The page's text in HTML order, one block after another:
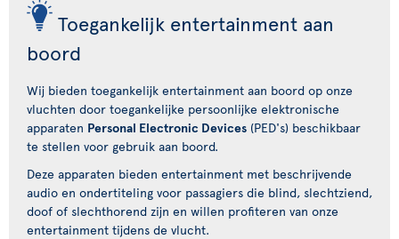
Toegankelijk entertainment aan
boord
Wij bieden toegankelijk entertainment aan boord op onze
vluchten door toegankelijke persoonlijke elektronische
apparaten Personal Electronic Devices (PED's) beschikbaar
te stellen voor gebruik aan boord.
Deze apparaten bieden entertainment met beschrijvende
audio en ondertiteling voor passagiers die blind, slechtziend,
doof of slechthorend zijn en willen profiteren van onze
entertainment tijdens de vlucht.